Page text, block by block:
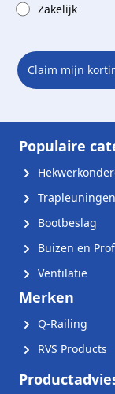
Zakelijk
Claim mijn
Populaire
Trapleuningen
Bootbeslag
Buizen en
Ventilatie
Merken
Q-Railing
RVS Products